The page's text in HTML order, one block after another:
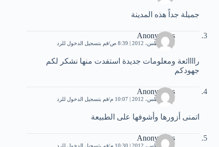
جميلة جداً هذه المدينة
Anonymous
25 أغسطس، 2012 | 8:39 ص قم بتسجيل الدخول للرد
راااائعة ومعلومات جديدة استفدت منها نشكر لكم
جهودكم
Anonymous
28 أغسطس، 2012 | 10:07 م قم بتسجيل الدخول للرد
اتمنى أزورها وأشوفها على الطبيعة
Anonymous
28 أغسطس، 2012 | 10:30 م قم بتسجيل الدخول للرد